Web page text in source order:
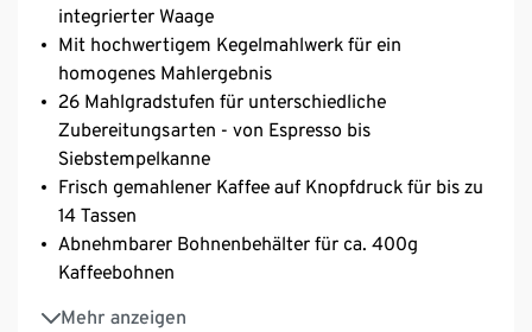
integrierter Waage
Mit hochwertigem Kegelmahlwerk für ein
homogenes Mahlergebnis
26 Mahlgradstufen für unterschiedliche
Zubereitungsarten - von Espresso bis
Siebstempelkanne
Frisch gemahlener Kaffee auf Knopfdruck für bis zu
14 Tassen
Abnehmbarer Bohnenbehälter für ca. 400g
Kaffeebohnen
Mehr anzeigen
Auffangbehälter für ca. 100g Kaffeepulver